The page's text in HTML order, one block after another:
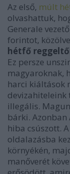
Az első, múlt
olvashattuk,
Generale
forintot,
hétfő
Ez persze
magyaroknak,
harci kiáltások
devizahiteleink
illegális.
bárki.
hiba csúszott.
oldalazásba
környékén,
manőverét